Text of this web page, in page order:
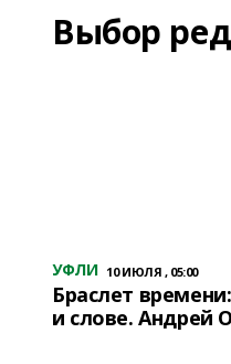
Выбор
УФЛИ 10 ИЮЛЯ , 05:00
Браслет
и слове. Андрей